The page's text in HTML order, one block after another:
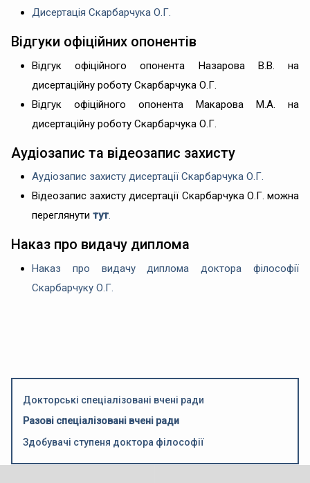
Дисертація Скарбарчука О.Г.
Відгуки офіційних опонентів
Відгук офіційного опонента Назарова В.В. на
дисертаційну роботу Скарбарчука О.Г.
Відгук офіційного опонента Макарова М.А. на
дисертаційну роботу Скарбарчука О.Г.
Аудіозапис та відеозапис захисту
Аудіозапис захисту дисертації Скарбарчука О.Г.
Відеозапис захисту дисертації Скарбарчука О.Г. можна
переглянути тут.
Наказ про видачу диплома
Наказ про видачу диплома доктора філософії
Скарбарчуку О.Г.
Докторські спеціалізовані вчені ради
Разові спеціалізовані вчені ради
Здобувачі ступеня доктора філософії